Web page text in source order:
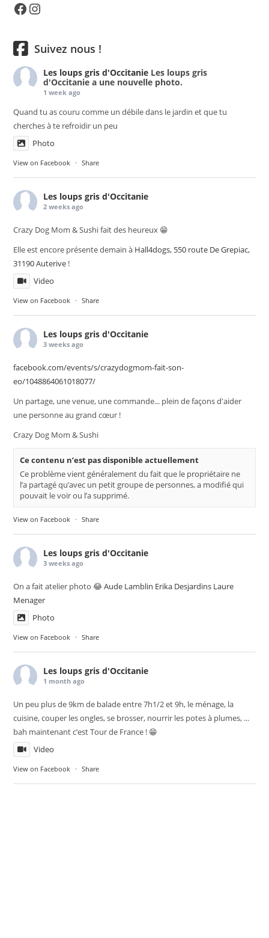
FacebookInstagram
Suivez nous !
Les loups gris d'Occitanie Les loups gris
d'Occitanie a une nouvelle photo.
1 week ago
Quand tu as couru comme un débile dans le jardin et que tu
cherches à te refroidir un peu
Photo
View on Facebook · Share
Les loups gris d'Occitanie
2 weeks ago
Crazy Dog Mom & Sushi fait des heureux 😁
Elle est encore présente demain à Hall4dogs, 550 route De Grepiac,
31190 Auterive !
Video
View on Facebook · Share
Les loups gris d'Occitanie
3 weeks ago
facebook.com/events/s/crazydogmom-fait-son-
eo/1048864061018077/
Un partage, une venue, une commande... plein de façons d'aider
une personne au grand cœur !
Crazy Dog Mom & Sushi
Ce contenu n’est pas disponible actuellement
Ce problème vient généralement du fait que le propriétaire ne
l’a partagé qu’avec un petit groupe de personnes, a modifié qui
pouvait le voir ou l’a supprimé.
View on Facebook · Share
Les loups gris d'Occitanie
3 weeks ago
On a fait atelier photo 😂Aude Lamblin Erika Desjardins Laure
Menager
Photo
View on Facebook · Share
Les loups gris d'Occitanie
1 month ago
Un peu plus de 9km de balade entre 7h1/2 et 9h, le ménage, la
cuisine, couper les ongles, se brosser, nourrir les potes à plumes, ...
bah maintenant c’est Tour de France ! 😁
Video
View on Facebook · Share